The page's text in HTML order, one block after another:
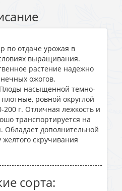
по отдаче урожая в
выращивания.
растение надежно
ожогов.
насыщенной темно-
ровной округлой
г. Отличная лежкость и
транспортируется на
Обладает дополнительной
скручивания
сорта: